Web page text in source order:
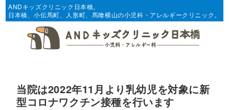
ANDキッズクリニック日本橋。
日本橋、小伝馬町、人形町、馬喰横山の小児科・アレルギークリニック。
当院は2022年11月より乳幼児を対象に新
型コロナワクチン接種を行います